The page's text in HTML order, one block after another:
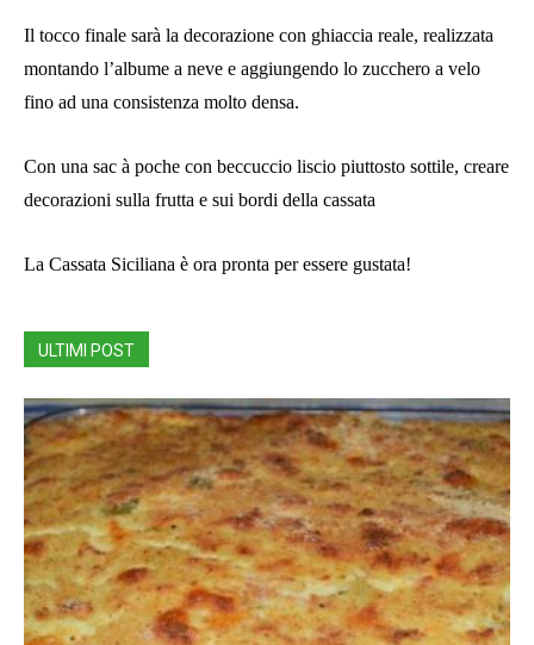
Il tocco finale sarà la decorazione con ghiaccia reale, realizzata
montando l’albume a neve e aggiungendo lo zucchero a velo
fino ad una consistenza molto densa.
Con una sac à poche con beccuccio liscio piuttosto sottile, creare
decorazioni sulla frutta e sui bordi della cassata
La Cassata Siciliana è ora pronta per essere gustata!
ULTIMI POST